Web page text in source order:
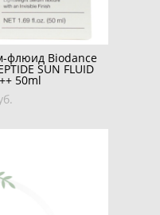
флюид Biodance
SUN FLUID
50ml